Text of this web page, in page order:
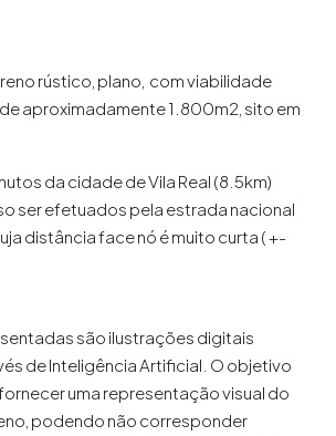
rústico, plano, com viabilidade
aproximadamente 1.800m2, sito em
da cidade de Vila Real (8.5km)
ser efetuados pela estrada nacional
distância face nó é muito curta ( +-
são ilustrações digitais
de Inteligência Artificial. O objetivo
uma representação visual do
podendo não corresponder